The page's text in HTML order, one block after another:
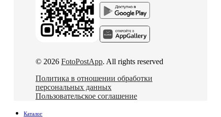
© 2026 FotoPostApp. All rights reserved
Политика в отношении обработки
персональных данных
Пользовательское соглашение
Каталог